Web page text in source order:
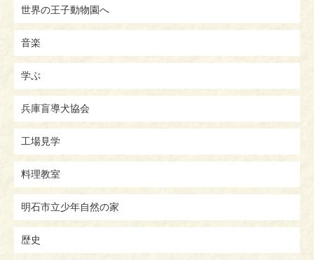
世界の王子動物園へ
音楽
学ぶ
兵庫盲導犬協会
工場見学
料理教室
明石市立少年自然の家
歴史